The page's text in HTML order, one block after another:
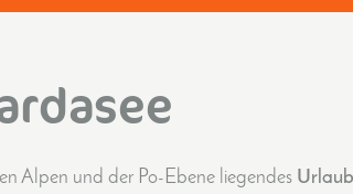
Alpen und der Po-Ebene liegendes